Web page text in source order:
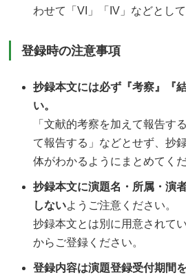
わせて「VI」「IV」などとして
登録時の注意事項
抄録本文には必ず『考察』『
い。
「文献的考察を加えて報告す
て報告する」などとせず、抄
体がわかるようにまとめてくだ
抄録本文に演題名・所属・演
しないようご注意ください。
抄録本文とは別に用意されて
からご登録ください。
登録内容は演題登録受付期間